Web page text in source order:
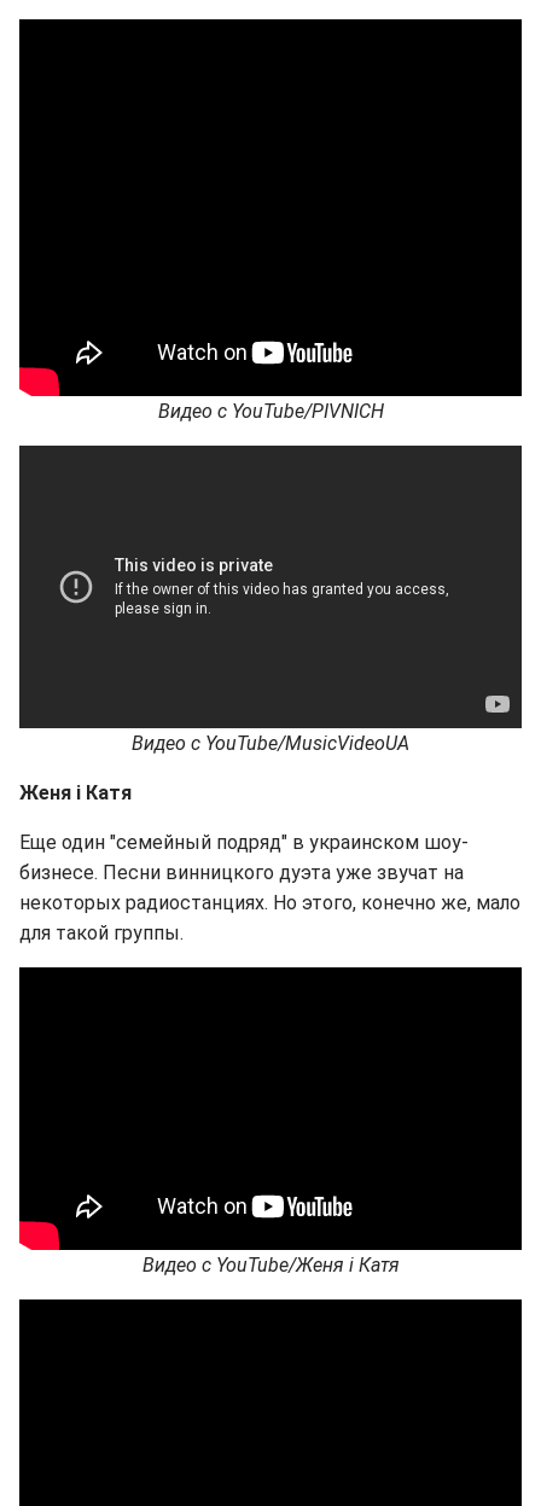
Видео с YouTube/PIVNICH
Видео с YouTube/MusicVideoUA
Женя і Катя
Еще один "семейный подряд" в украинском шоу-
бизнесе. Песни винницкого дуэта уже звучат на
некоторых радиостанциях. Но этого, конечно же, мало
для такой группы.
Видео с YouTube/Женя і Катя